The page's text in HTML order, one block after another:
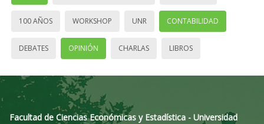
100 AÑOS WORKSHOP UNR CONTABILIDAD
DEBATES OPINIÓN CHARLAS LIBROS
Facultad de Ciencias Económicas y Estadística - Universidad